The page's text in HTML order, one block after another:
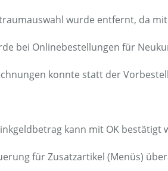
wurde entfernt, da
bei Onlinebestellungen für
konnte statt der
kann mit OK bestätigt
für Zusatzartikel (Menüs)